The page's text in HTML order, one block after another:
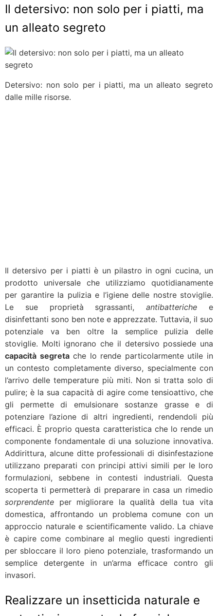
Il detersivo: non solo per i piatti, ma
un alleato segreto
Detersivo: non solo per i piatti, ma un alleato segreto
dalle mille risorse.
Il detersivo per i piatti è un pilastro in ogni cucina, un
prodotto universale che utilizziamo quotidianamente
per garantire la pulizia e l’igiene delle nostre stoviglie.
Le sue proprietà sgrassanti,antibatteriche e
disinfettanti sono ben note e apprezzate. Tuttavia, il suo
potenziale va ben oltre la semplice pulizia delle
stoviglie. Molti ignorano che il detersivo possiede una
capacità segretache lo rende particolarmente utile in
un contesto completamente diverso, specialmente con
l’arrivo delle temperature più miti. Non si tratta solo di
pulire; è la sua capacità di agire come tensioattivo, che
gli permette di emulsionare sostanze grasse e di
potenziare l’azione di altri ingredienti, rendendoli più
efficaci. È proprio questa caratteristica che lo rende un
componente fondamentale di una soluzione innovativa.
Addirittura, alcune ditte professionali di disinfestazione
utilizzano preparati con principi attivi simili per le loro
formulazioni, sebbene in contesti industriali. Questa
scoperta ti permetterà di preparare in casa un rimedio
sorprendente per migliorare la qualità della tua vita
domestica, affrontando un problema comune con un
approccio naturale e scientificamente valido. La chiave
è capire come combinare al meglio questi ingredienti
per sbloccare il loro pieno potenziale, trasformando un
semplice detergente in un’arma efficace contro gli
invasori.
Realizzare un insetticida naturale e